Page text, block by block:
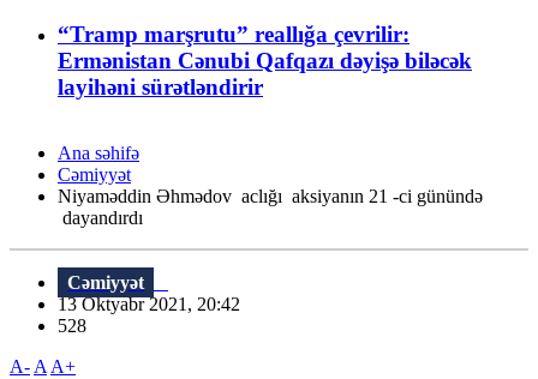
“Tramp marşrutu” reallığa çevrilir:
Ermənistan Cənubi Qafqazı dəyişə biləcək
layihəni sürətləndirir
Ana səhifə
Cəmiyyət
Niyaməddin Əhmədov aclığı aksiyanın 21 -ci günündə
dayandırdı
Cəmiyyət
13 Oktyabr 2021, 20:42
528
A- A A+